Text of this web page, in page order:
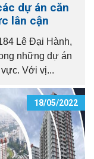
dự án căn
lân cận
Lê Đại Hành,
những dự án
Với vị...
18/05/2022